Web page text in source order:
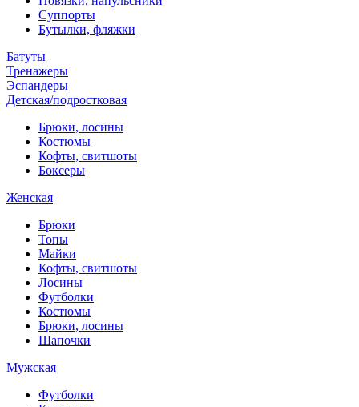
Суппорты
Бутылки, фляжки
Батуты
Тренажеры
Эспандеры
Детская/подростковая
Брюки, лосины
Костюмы
Кофты, свитшоты
Боксеры
Женская
Брюки
Топы
Майки
Кофты, свитшоты
Лосины
Футболки
Костюмы
Брюки, лосины
Шапочки
Мужская
Футболки